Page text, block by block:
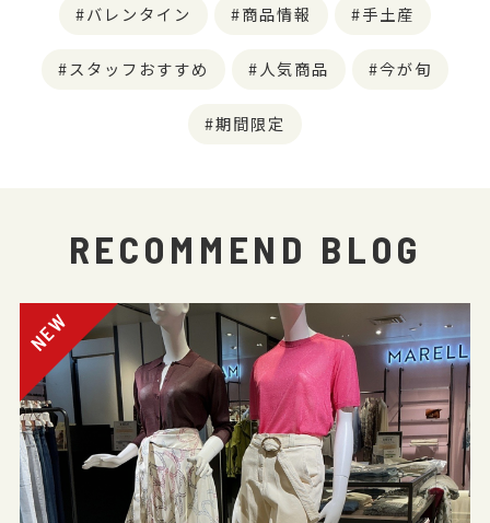
バレンタイン 商品情報 手土産
スタッフおすすめ 人気商品 今が旬
期間限定
RECOMMEND BLOG